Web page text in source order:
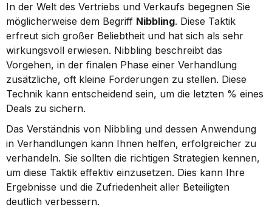
In der Welt des Vertriebs und Verkaufs begegnen Sie
möglicherweise dem Begriff Nibbling. Diese Taktik
erfreut sich großer Beliebtheit und hat sich als sehr
wirkungsvoll erwiesen. Nibbling beschreibt das
Vorgehen, in der finalen Phase einer Verhandlung
zusätzliche, oft kleine Forderungen zu stellen. Diese
Technik kann entscheidend sein, um die letzten % eines
Deals zu sichern.
Das Verständnis von Nibbling und dessen Anwendung
in Verhandlungen kann Ihnen helfen, erfolgreicher zu
verhandeln. Sie sollten die richtigen Strategien kennen,
um diese Taktik effektiv einzusetzen. Dies kann Ihre
Ergebnisse und die Zufriedenheit aller Beteiligten
deutlich verbessern.